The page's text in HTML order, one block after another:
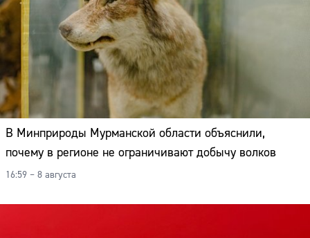
В Минприроды Мурманской области объяснили,
почему в регионе не ограничивают добычу волков
16:59 – 8 августа